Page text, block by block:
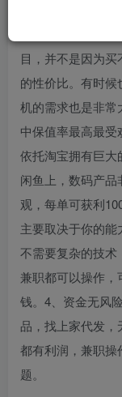
量，广受大家欢
需求而设计的。
目，并不是因为
的性价比。有时
机的需求也是非
中保值率最高最受
依托淘宝拥有巨大
闲鱼上，数码产
观，每单可获利
主要取决于你的能
不需要复杂的技术
兼职都可以操作，
钱。4、资金无风
品，找上家代发
都有利润，兼职操
题。